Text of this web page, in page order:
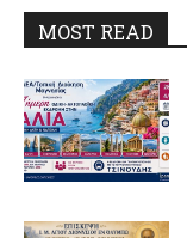
MOST READ